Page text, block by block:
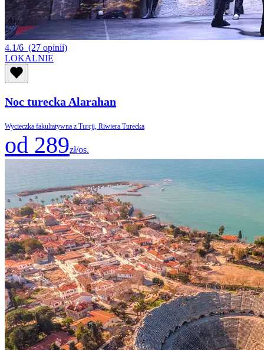
4.1/6 (27 opinii)
LOKALNIE
Noc turecka Alarahan
Wycieczka fakultatywna z Turcji, Riwiera Turecka
od 289zł/os.